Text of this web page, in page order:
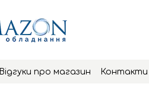
Відгуки про магазин Контакти